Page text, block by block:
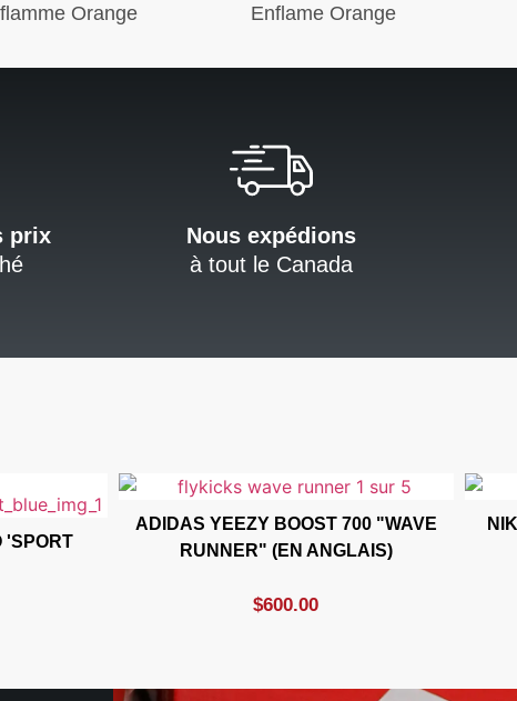
Orange Enflame Orange
prix
Nous expédions
à tout le Canada
'SPORT
ADIDAS YEEZY BOOST 700 "WAVE
RUNNER" (EN ANGLAIS)
$600.00